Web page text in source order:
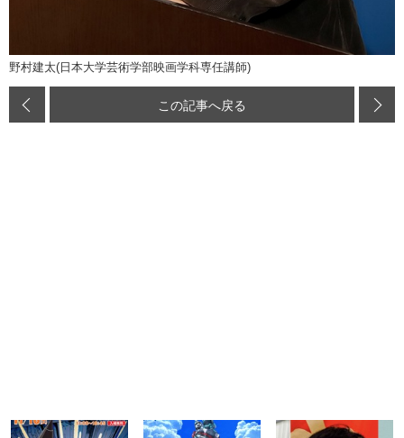
野村建太(日本大学芸術学部映画学科専任講師)
この記事へ戻る